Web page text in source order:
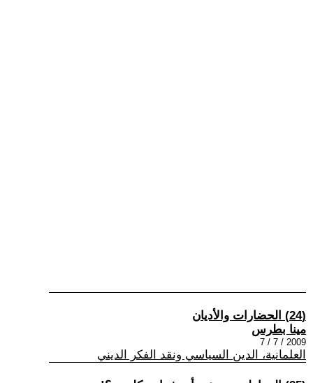
(24) الحضارات والأديان
مينا بطرس
2009 / 7 / 7
العلمانية، الدين السياسي ونقد الفكر الديني